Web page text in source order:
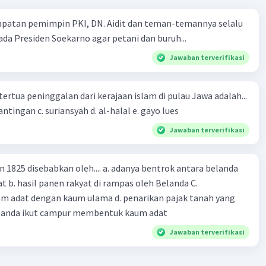
·5.0(1) Balas
terverifikasi
atau Politik Balas Budi adalah kebijakan yang
oleh pemerintah kolonial Belanda pada tahun 1901.
Van Deventer. Politik Etis bertujuan untuk
kesejahteraan rakyat Indonesia, terutama di bidang
irigasi, dan transmigrasi.
melahirkan banyak kaum terdidik dan tercerahkan di
Hal ini disebabkan oleh beberapa faktor, yaitu:
pemimpin PKI, DN. Aidit dan teman-temannya selalu
Presiden Soekarno agar petani dan buruh...
Jawaban terverifikasi
peninggalan dari kerajaan islam di pulau Jawa adalah...
a. tua palopo b. mantingan c. suriansyah d. al-halal e. gayo lues
Jawaban terverifikasi
1825 disebabkan oleh.... a. adanya bentrok antara belanda
b. hasil panen rakyat di rampas oleh Belanda C.
adat dengan kaum ulama d. penarikan pajak tanah yang
ikut campur membentuk kaum adat
Jawaban terverifikasi